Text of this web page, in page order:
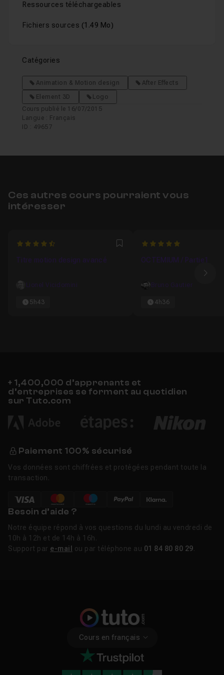
Ressources téléchargeables
Fichiers sources (1.49 Mo)
Catégories
Animation & Motion design
After Effects
Element 3D
Logo
Cours publié le 16/07/2015
Langue : Français
ID : 49657
Ces autres cours pourraient vous
intéresser
4.9375 Favori
Titre motion design avancé
Lionel Vicidomini
5h43
5
OCTEMIUM / Partie1
Bruno Gautier
4h36
+ 1,400,000 d’apprenants et
d’entreprises se forment au quotidien
sur Tuto.com
Paiement 100% sécurisé
Vos données sont chiffrées et protégées pendant toute la
transaction.
Besoin d’aide ?
Notre équipe répond à vos questions du lundi au vendredi de
10h à 12h et de 14h à 16h.
Support par e-mail ou par téléphone au 01 84 80 80 29
Cours en français